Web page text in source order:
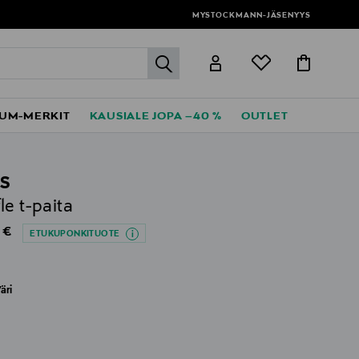
MYSTOCKMANN-JÄSENYYS
label.header.go
MERKIT KAUSIALE JOPA –40 % OUTLET
t-paita
Price
€ ETUKUPONKITUOTE